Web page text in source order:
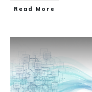
Read More